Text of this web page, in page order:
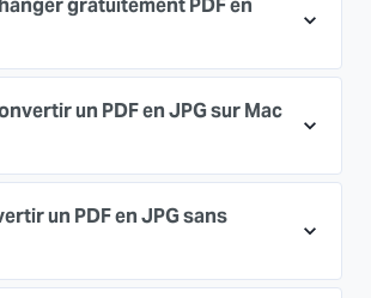
gratuitement PDF en
un PDF en JPG sur Mac
un PDF en JPG sans